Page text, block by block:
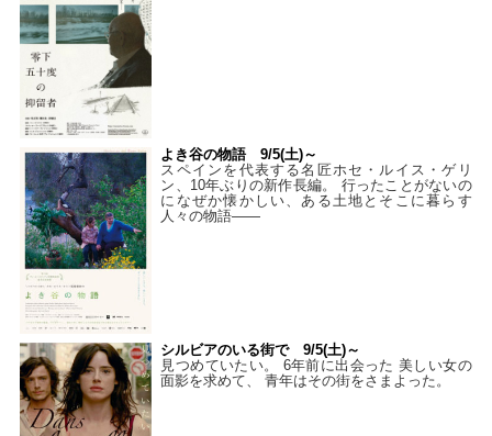
よき谷の物語 9/5(土)～
スペインを代表する名匠ホセ・ルイス・ゲリ
ン、10年ぶりの新作長編。 行ったことがないの
になぜか懐かしい、ある土地とそこに暮らす
人々の物語――
シルビアのいる街で 9/5(土)～
見つめていたい。 6年前に出会った 美しい女の
面影を求めて、 青年はその街をさまよった。